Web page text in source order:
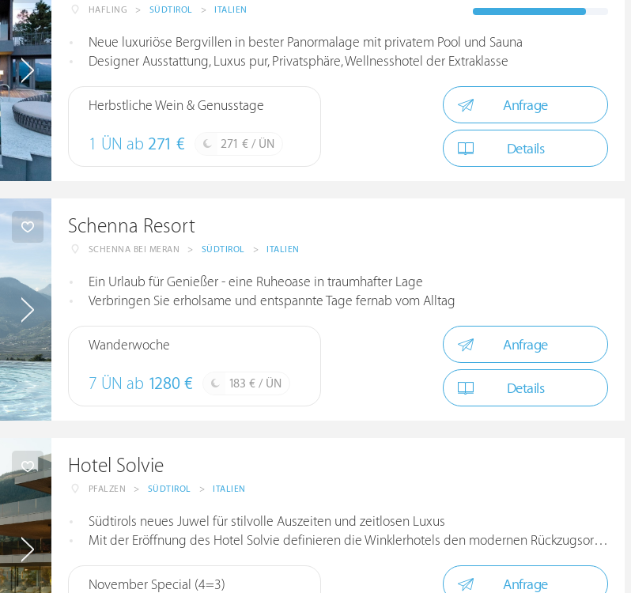
HAFLING > SÜDTIROL > ITALIEN
Neue luxuriöse Bergvillen in bester Panormalage mit privatem Pool und Sauna
Designer Ausstattung, Luxus pur, Privatsphäre, Wellnesshotel der Extraklasse
Herbstliche Wein & Genusstage
1 ÜN ab 271 € 271 € / ÜN
Anfrage
Details
Schenna Resort
SCHENNA BEI MERAN > SÜDTIROL > ITALIEN
Ein Urlaub für Genießer - eine Ruheoase in traumhafter Lage
Verbringen Sie erholsame und entspannte Tage fernab vom Alltag
Wanderwoche
7 ÜN ab 1280 € 183 € / ÜN
Anfrage
Details
Hotel Solvie
PFALZEN > SÜDTIROL > ITALIEN
Südtirols neues Juwel für stilvolle Auszeiten und zeitlosen Luxus
Mit der Eröffnung des Hotel Solvie definieren die Winklerhotels den modernen Rückzugsort neu
November Special (4=3) Anfrage